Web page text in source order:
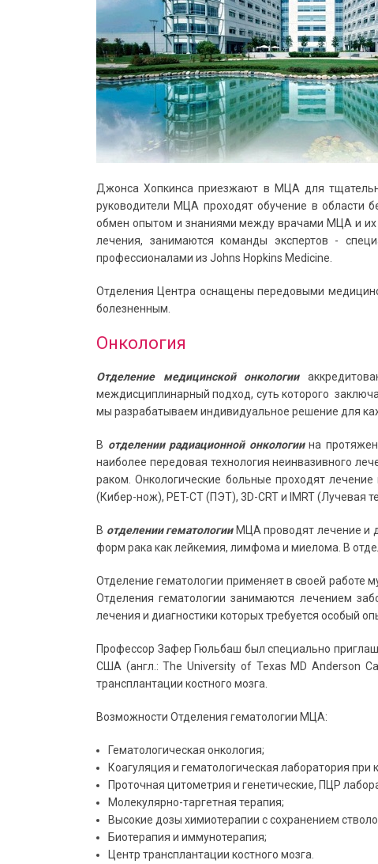
Джонса Хопкинса приезжают в МЦА для
руководители МЦА проходят обучение в области
обмен опытом и знаниями между врачами МЦА и
лечения, занимаются команды экспертов -
профессионалами из Johns Hopkins Medicine.
Отделения Центра оснащены передовыми
болезненным.
Онкология
Отделение медицинской онкологии
междисциплинарный подход, суть которого
мы разрабатываем индивидуальное решение для
В отделении радиационной онкологиина
наиболее передовая технология неинвазивного
раком. Онкологические больные проходят
(Кибер-нож), PET-CT (ПЭТ), 3D-CRT и IMRT (Лучевая
В отделении гематологииМЦА проводят лечение и
форм рака как лейкемия, лимфома и миелома. В
Отделение гематологии применяет в своей работе
Отделения гематологии занимаются лечением
лечения и диагностики которых требуется особый
Профессор Зафер Гюльбаш был специально
США (англ.: The University of Texas MD Anderson
трансплантации костного мозга.
Возможности Отделения гематологии МЦА:
Гематологическая онкология;
Коагуляция и гематологическая лаборатория при
Проточная цитометрия и генетические, ПЦР
Молекулярно-таргетная терапия;
Высокие дозы химиотерапии с сохранением
Биотерапия и иммунотерапия;
Центр трансплантации костного мозга.